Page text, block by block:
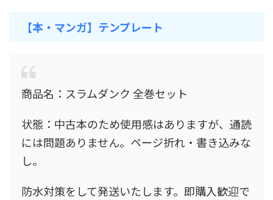
【本・マンガ】テンプレート
商品名：スラムダンク 全巻セット
状態：中古本のため使用感はありますが、通読
には問題ありません。ページ折れ・書き込みな
し。
防水対策をして発送いたします。即購入歓迎で